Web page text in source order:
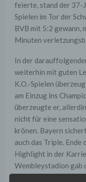
feierte, stand der 37-
Spielen im Tor der
BVB mit 5:2 gewann,
Minuten
In der
weiterhin mit guten
K.O.-Spielen
am Einzug ins
überzeugte er,
nicht für eine
krönen. Bayern
auch das Triple. Ende
Highlight in der
Wembleystadion gab